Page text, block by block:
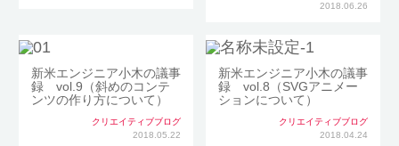
2018.06.26
新米エンジニア小木の議事
録 vol.9（斜めのコンテ
ンツの作り方について）
クリエイティブブログ
2018.05.22
新米エンジニア小木の議事
録 vol.8（SVGアニメー
ションについて）
クリエイティブブログ
2018.04.24